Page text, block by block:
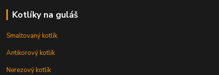
Kotlíky na guláš
Smaltovaný kotlík
Antikorový kotlík
Nerezový kotlík